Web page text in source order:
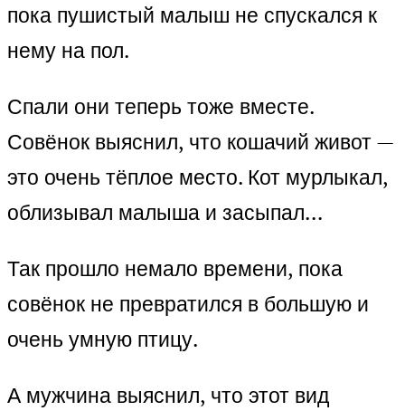
пока пушистый малыш не спускался к
нему на пол.
Спали они теперь тоже вместе.
Совёнок выяснил, что кошачий живот —
это очень тёплое место. Кот мурлыкал,
облизывал малыша и засыпал…
Так прошло немало времени, пока
совёнок не превратился в большую и
очень умную птицу.
А мужчина выяснил, что этот вид